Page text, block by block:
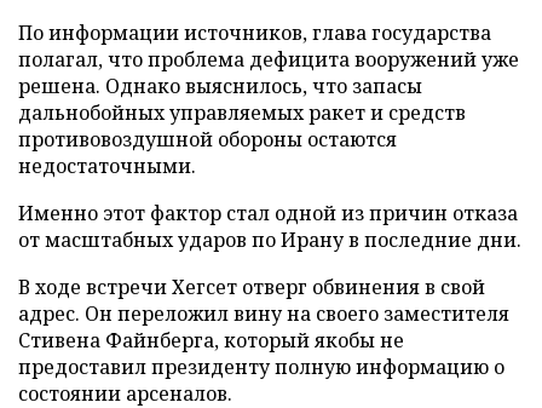
По информации источников, глава государства
полагал, что проблема дефицита вооружений уже
решена. Однако выяснилось, что запасы
дальнобойных управляемых ракет и средств
противовоздушной обороны остаются
недостаточными.
Именно этот фактор стал одной из причин отказа
от масштабных ударов по Ирану в последние дни.
В ходе встречи Хегсет отверг обвинения в свой
адрес. Он переложил вину на своего заместителя
Стивена Файнберга, который якобы не
предоставил президенту полную информацию о
состоянии арсеналов.